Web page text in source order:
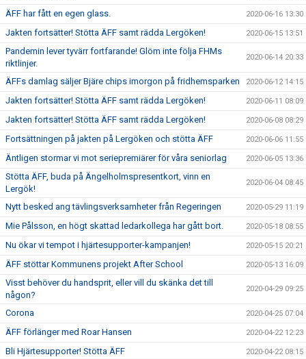
ÄFF har fått en egen glass. 2020-06-16 13:30
Jakten fortsätter! Stötta ÄFF samt rädda Lergöken! 2020-06-15 13:51
Pandemin lever tyvärr fortfarande! Glöm inte följa FHMs
riktlinjer.
2020-06-14 20:33
ÄFFs damlag säljer Bjäre chips imorgon på fridhemsparken 2020-06-12 14:15
Jakten fortsätter! Stötta ÄFF samt rädda Lergöken! 2020-06-11 08:09
Jakten fortsätter! Stötta ÄFF samt rädda Lergöken! 2020-06-08 08:29
Fortsättningen på jakten på Lergöken och stötta ÄFF 2020-06-06 11:55
Äntligen stormar vi mot seriepremiärer för våra seniorlag 2020-06-05 13:36
Stötta ÄFF, buda på Ängelholmspresentkort, vinn en
Lergök!
2020-06-04 08:45
Nytt besked ang tävlingsverksamheter från Regeringen 2020-05-29 11:19
Mie Pålsson, en högt skattad ledarkollega har gått bort. 2020-05-18 08:55
Nu ökar vi tempot i hjärtesupporter-kampanjen! 2020-05-15 20:21
ÄFF stöttar Kommunens projekt After School 2020-05-13 16:09
Visst behöver du handsprit, eller vill du skänka det till
någon?
2020-04-29 09:25
Corona 2020-04-25 07:04
ÄFF förlänger med Roar Hansen 2020-04-22 12:23
Bli Hjärtesupporter! Stötta ÄFF 2020-04-22 08:15